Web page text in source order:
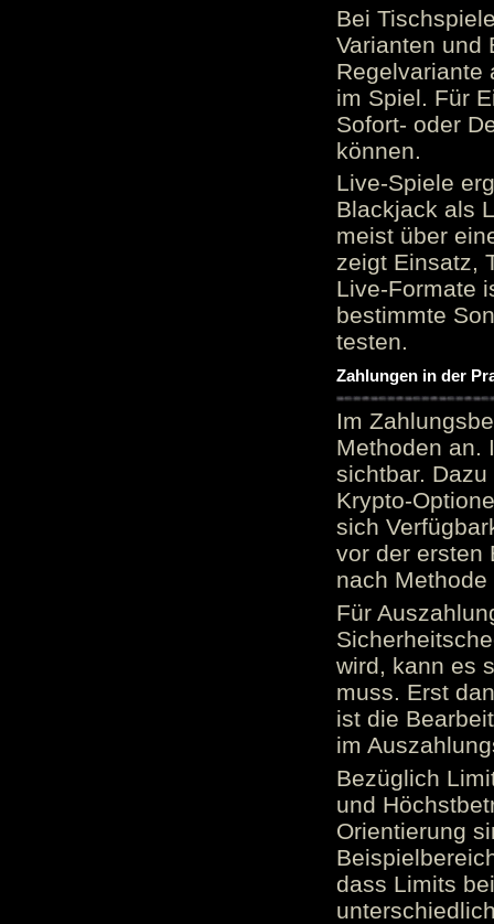
Bei
Varianten und
Regelvariante
im Spiel. Für
Sofort- oder
können.
Live-Spiele
Blackjack als
meist über
zeigt Einsatz,
Live-Formate
bestimmte
testen.
Zahlungen in der
Im
Methoden an.
sichtbar.
Krypto-
sich
vor der ersten
nach
Für
wird, kann es
muss. Erst
ist die
im
Bezüglich
und
Orientierung
dass Limits